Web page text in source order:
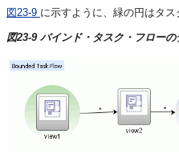
図23-9 に示すように、緑の円はタ
図23-9 バインド・タスク・フロー